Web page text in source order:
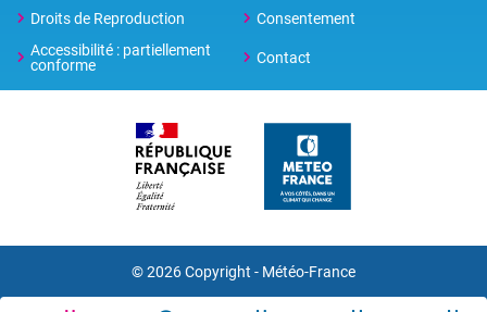
Droits de Reproduction
Consentement
Accessibilité : partiellement
conforme
Contact
© 2026 Copyright - Météo-France